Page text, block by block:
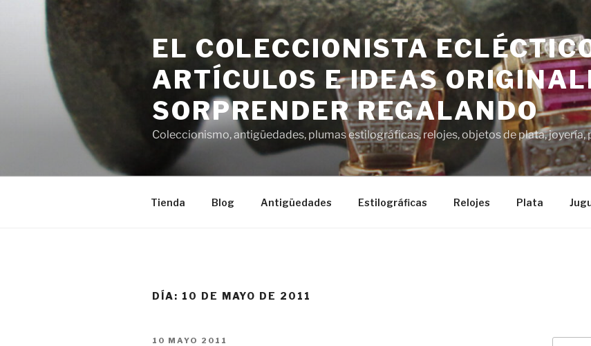
contenido
EL COLECCIONISTA
ARTÍCULOS E IDEAS
SORPRENDER REGALANDO
Coleccionismo, antigüedades, plumas estilográficas, relojes, objetos de plata,
Tienda Blog Antigüedades Estilográficas Relojes Plata
DÍA: 10 DE MAYO DE 2011
PUBLICADO
10 MAYO 2011